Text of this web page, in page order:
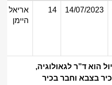
14/07/2023
14
אריאל
היימן
הוא ד”ר לגאולוגיה,
בצבא וחבר בכיר